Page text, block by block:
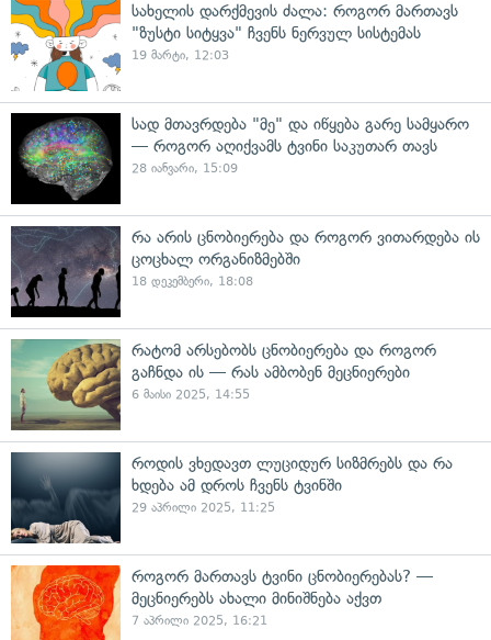
სახელის დარქმევის ძალა: როგორ მართავს
"ზუსტი სიტყვა" ჩვენს ნერვულ სისტემას
19 მარტი, 12:03
სად მთავრდება "მე" და იწყება გარე სამყარო
— როგორ აღიქვამს ტვინი საკუთარ თავს
28 იანვარი, 15:09
რა არის ცნობიერება და როგორ ვითარდება ის
ცოცხალ ორგანიზმებში
18 დეკემბერი, 18:08
რატომ არსებობს ცნობიერება და როგორ
გაჩნდა ის — რას ამბობენ მეცნიერები
6 მაისი 2025, 14:55
როდის ვხედავთ ლუციდურ სიზმრებს და რა
ხდება ამ დროს ჩვენს ტვინში
29 აპრილი 2025, 11:25
როგორ მართავს ტვინი ცნობიერებას? —
მეცნიერებს ახალი მინიშნება აქვთ
7 აპრილი 2025, 16:21